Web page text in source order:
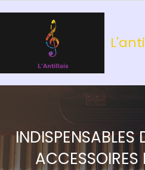
INDISPENSABLES
ACCESSOIRES